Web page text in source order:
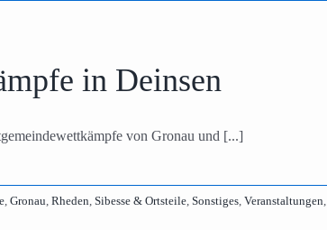
in Deinsen
von Gronau und [...]
, Gronau, Rheden, Sibesse & Ortsteile, Sonstiges, Veranstaltungen,